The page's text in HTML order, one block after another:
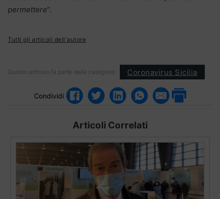
permettere“.
Tutti gli articoli dell'autore
Questo articolo fa parte delle categorie: Coronavirus Sicilia
Condividi
Articoli Correlati